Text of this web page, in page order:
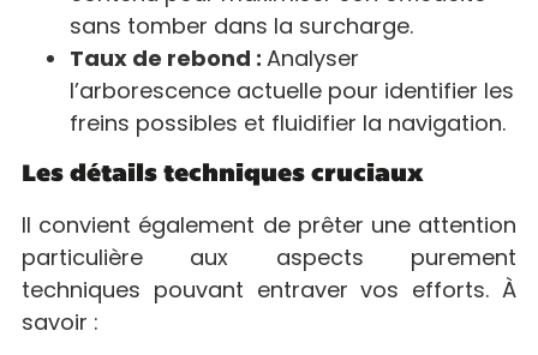
sans tomber dans la surcharge.
Taux de rebond : Analyser
l’arborescence actuelle pour identifier les
freins possibles et fluidifier la navigation.
Les détails techniques cruciaux
Il convient également de prêter une attention
particulière aux aspects purement
techniques pouvant entraver vos efforts. À
savoir :